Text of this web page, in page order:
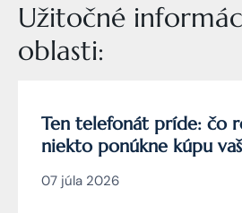
Užitočné
oblasti:
Ten telefonát príde: čo
niekto ponúkne kúpu
07 júla 2026